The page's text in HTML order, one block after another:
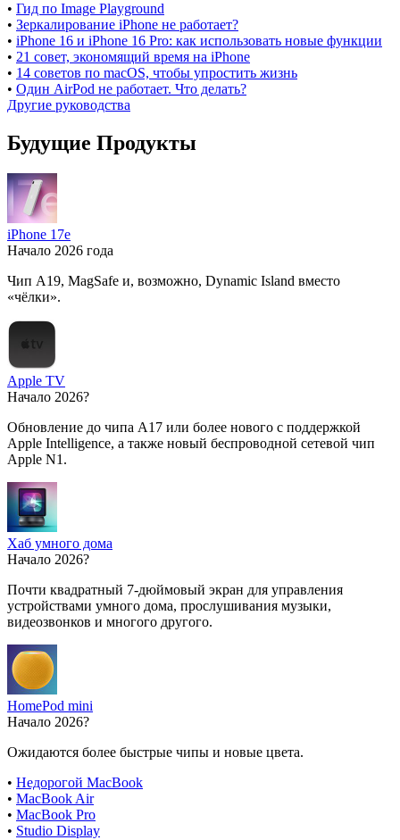
• Гид по Image Playground
• Зеркалирование iPhone не работает?
• iPhone 16 и iPhone 16 Pro: как использовать новые функции
• 21 совет, экономящий время на iPhone
• 14 советов по macOS, чтобы упростить жизнь
• Один AirPod не работает. Что делать?
Другие руководства
Будущие Продукты
iPhone 17e
Начало 2026 года
Чип A19, MagSafe и, возможно, Dynamic Island вместо
«чёлки».
Apple TV
Начало 2026?
Обновление до чипа A17 или более нового с поддержкой
Apple Intelligence, а также новый беспроводной сетевой чип
Apple N1.
Хаб умного дома
Начало 2026?
Почти квадратный 7-дюймовый экран для управления
устройствами умного дома, прослушивания музыки,
видеозвонков и многого другого.
HomePod mini
Начало 2026?
Ожидаются более быстрые чипы и новые цвета.
• Недорогой MacBook
• MacBook Air
• MacBook Pro
• Studio Display